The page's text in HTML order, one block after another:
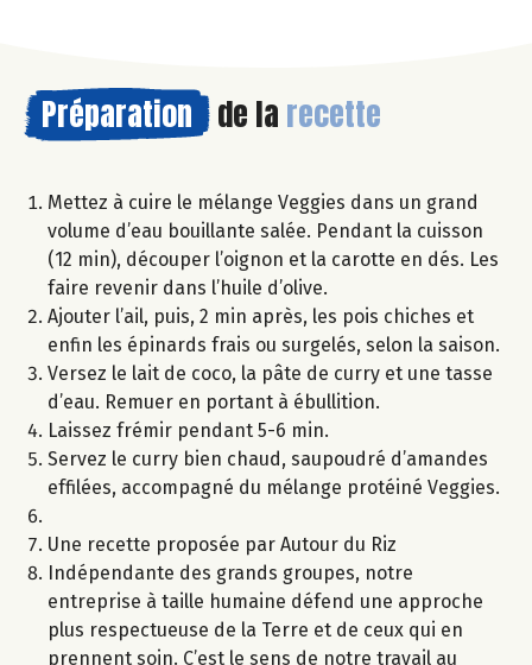
Préparation de la recette
Mettez à cuire le mélange Veggies dans un grand
volume d’eau bouillante salée. Pendant la cuisson
(12 min), découper l’oignon et la carotte en dés. Les
faire revenir dans l’huile d’olive.
Ajouter l’ail, puis, 2 min après, les pois chiches et
enfin les épinards frais ou surgelés, selon la saison.
Versez le lait de coco, la pâte de curry et une tasse
d’eau. Remuer en portant à ébullition.
Laissez frémir pendant 5-6 min.
Servez le curry bien chaud, saupoudré d’amandes
effilées, accompagné du mélange protéiné Veggies.
Une recette proposée par Autour du Riz
Indépendante des grands groupes, notre
entreprise à taille humaine défend une approche
plus respectueuse de la Terre et de ceux qui en
prennent soin. C’est le sens de notre travail au